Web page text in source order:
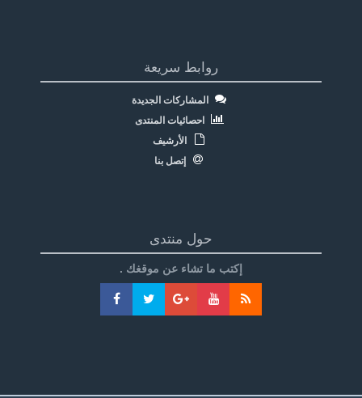
روابط سريعة
المشاركات الجديدة
احصائيات المنتدى
الأرشيف
إتصل بنا
حول منتدى
إكتب ما تشاء عن موقغك .